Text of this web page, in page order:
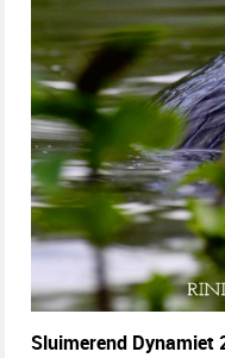
Sluimerend Dynamiet